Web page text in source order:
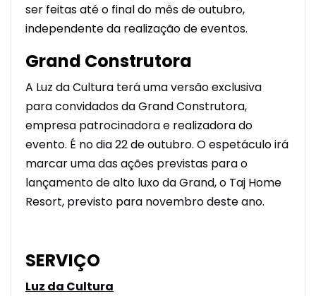
ser feitas até o final do mês de outubro,
independente da realização de eventos.
Grand Construtora
A Luz da Cultura terá uma versão exclusiva
para convidados da Grand Construtora,
empresa patrocinadora e realizadora do
evento. É no dia 22 de outubro. O espetáculo irá
marcar uma das ações previstas para o
lançamento de alto luxo da Grand, o Taj Home
Resort, previsto para novembro deste ano.
SERVIÇO
Luz da Cultura